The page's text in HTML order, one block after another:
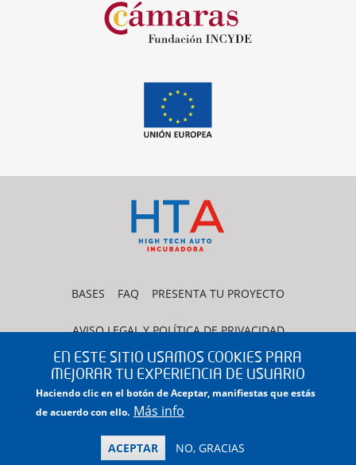
BASES FAQ PRESENTA TU PROYECTO
AVISO LEGAL Y POLÍTICA DE PRIVACIDAD
POLÍTICA DE COOKIES CONTACTO
EN ESTE SITIO USAMOS COOKIES PARA
MEJORAR TU EXPERIENCIA DE USUARIO
Haciendo clic en el botón de Aceptar, manifiestas que estás
de acuerdo con ello. Más info
ACEPTAR NO, GRACIAS